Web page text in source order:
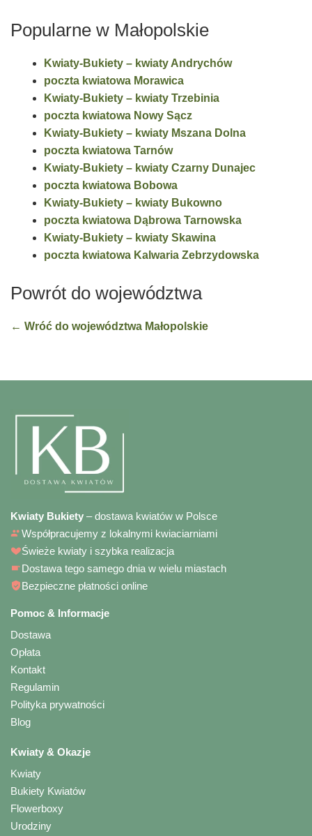
Popularne w Małopolskie
Kwiaty-Bukiety – kwiaty Andrychów
poczta kwiatowa Morawica
Kwiaty-Bukiety – kwiaty Trzebinia
poczta kwiatowa Nowy Sącz
Kwiaty-Bukiety – kwiaty Mszana Dolna
poczta kwiatowa Tarnów
Kwiaty-Bukiety – kwiaty Czarny Dunajec
poczta kwiatowa Bobowa
Kwiaty-Bukiety – kwiaty Bukowno
poczta kwiatowa Dąbrowa Tarnowska
Kwiaty-Bukiety – kwiaty Skawina
poczta kwiatowa Kalwaria Zebrzydowska
Powrót do województwa
← Wróć do województwa Małopolskie
Kwiaty Bukiety – dostawa kwiatów w Polsce
Współpracujemy z lokalnymi kwiaciarniami
Świeże kwiaty i szybka realizacja
Dostawa tego samego dnia w wielu miastach
Bezpieczne płatności online
Pomoc & Informacje
Dostawa
Opłata
Kontakt
Regulamin
Polityka prywatności
Blog
Kwiaty & Okazje
Kwiaty
Bukiety Kwiatów
Flowerboxy
Urodziny